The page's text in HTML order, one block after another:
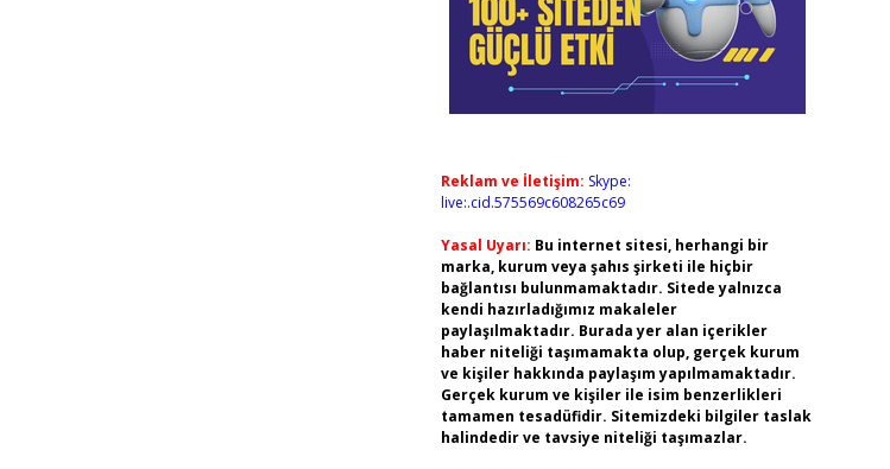
Reklam ve İletişim: Skype:
live:.cid.575569c608265c69
Yasal Uyarı: Bu internet sitesi, herhangi bir
marka, kurum veya şahıs şirketi ile hiçbir
bağlantısı bulunmamaktadır. Sitede yalnızca
kendi hazırladığımız makaleler
paylaşılmaktadır. Burada yer alan içerikler
haber niteliği taşımamakta olup, gerçek kurum
ve kişiler hakkında paylaşım yapılmamaktadır.
Gerçek kurum ve kişiler ile isim benzerlikleri
tamamen tesadüfidir. Sitemizdeki bilgiler taslak
halindedir ve tavsiye niteliği taşımazlar.